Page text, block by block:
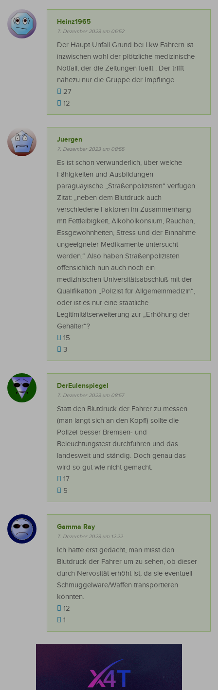
Heinz1965
7. Dezember 2023 um 06:52
Der Haupt Unfall Grund bei Lkw Fahrern ist
inzwischen wohl der plötzliche medizinische
Notfall, der die Zeitungen fuellt . Der trifft
nahezu nur die Gruppe der Impflinge .
27
12
Juergen
7. Dezember 2023 um 08:55
Es ist schon verwunderlich, über welche
Fähigkeiten und Ausbildungen
paraguayische „Straßenpolizisten“ verfügen.
Zitat: „neben dem Blutdruck auch
verschiedene Faktoren im Zusammenhang
mit Fettleibigkeit, Alkoholkonsium, Rauchen,
Essgewohnheiten, Stress und der Einnahme
ungeeigneter Medikamente untersucht
werden.“ Also haben Straßenpolizisten
offensichlich nun auch noch ein
medizinischen Universitätsabschluß mit der
Qualifikation „Polizist für Allgemeinmedizin“,
oder ist es nur eine staatliche
Legitimitätserweiterung zur „Erhöhung der
Gehälter“?
15
3
DerEulenspiegel
7. Dezember 2023 um 08:57
Statt den Blutdruck der Fahrer zu messen
(man langt sich an den Kopf!) sollte die
Polizei besser Bremsen- und
Beleuchtungstest durchführen und das
landesweit und ständig. Doch genau das
wird so gut wie nicht gemacht.
17
5
Gamma Ray
7. Dezember 2023 um 12:22
Ich hatte erst gedacht, man misst den
Blutdruck der Fahrer um zu sehen, ob dieser
durch Nervosität erhöht ist, da sie eventuell
Schmuggelware/Waffen transportieren
könnten.
12
1